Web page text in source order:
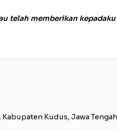
telah memberikan
Kudus, Jawa Tengah